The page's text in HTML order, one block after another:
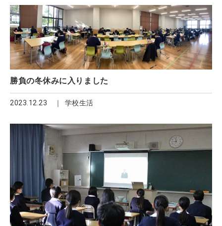
勝負の冬休みに入りました
2023.12.23 学校生活